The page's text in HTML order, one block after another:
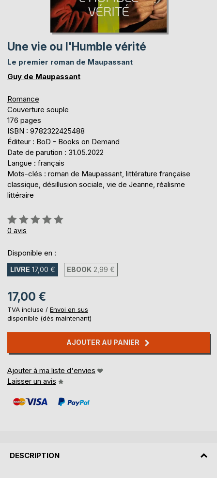
Une vie ou l'Humble vérité
Le premier roman de Maupassant
Guy de Maupassant
Romance
Couverture souple
176 pages
ISBN : 9782322425488
Éditeur : BoD - Books on Demand
Date de parution : 31.05.2022
Langue : français
Mots-clés : roman de Maupassant, littérature française
classique, désillusion sociale, vie de Jeanne, réalisme
littéraire
Évaluation:
0%
0 avis
Disponible en :
LIVRE 17,00 € EBOOK 2,99 €
17,00 €
TVA incluse / Envoi en sus
disponible (dès maintenant)
AJOUTER AU PANIER
Ajouter à ma liste d'envies
Laisser un avis
DESCRIPTION